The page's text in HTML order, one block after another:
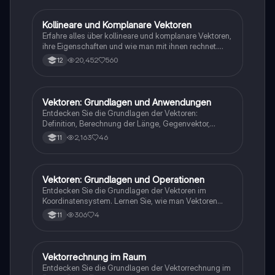
Mathe
Kollineare und Komplanare Vektoren
Erfahre alles über kollineare und komplanare Vektoren,
ihre Eigenschaften und wie man mit ihnen rechnet.
Diese Zusammenfassung behandelt Vektoren,
Linearkombinationen, Addition, Subtraktion und
12 20,452 560
Mathe
Vektoren: Grundlagen und Anwendungen
Entdecken Sie die Grundlagen der Vektoren:
Definition, Berechnung der Länge, Gegenvektor,
Vektoraddition und -subtraktion, Verbindungsvektor,
Vielfaches eines Vektors sowie die lineare
11 2,163 46
Mathe
Vektoren: Grundlagen und Operationen
Entdecken Sie die Grundlagen der Vektoren im
Koordinatensystem. Lernen Sie, wie man Vektoren
addiert, subtrahiert und multipliziert, sowie die
Berechnung von Koordinaten, Längen und
Schüler der Stufen 11-12.
11 306 4
Mathe
Vektorrechnung im Raum
Entdecken Sie die Grundlagen der Vektorrechnung im